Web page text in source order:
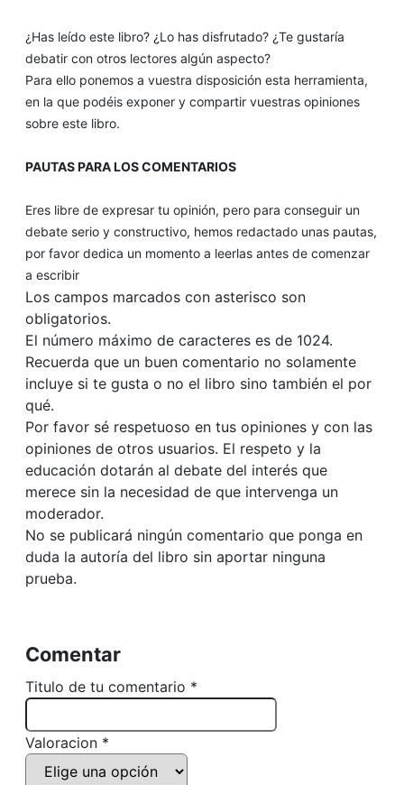
¿Has leído este libro? ¿Lo has disfrutado? ¿Te gustaría
debatir con otros lectores algún aspecto?
Para ello ponemos a vuestra disposición esta herramienta,
en la que podéis exponer y compartir vuestras opiniones
sobre este libro.
PAUTAS PARA LOS COMENTARIOS
Eres libre de expresar tu opinión, pero para conseguir un
debate serio y constructivo, hemos redactado unas pautas,
por favor dedica un momento a leerlas antes de comenzar
a escribir
Los campos marcados con asterisco son
obligatorios.
El número máximo de caracteres es de 1024.
Recuerda que un buen comentario no solamente
incluye si te gusta o no el libro sino también el por
qué.
Por favor sé respetuoso en tus opiniones y con las
opiniones de otros usuarios. El respeto y la
educación dotarán al debate del interés que
merece sin la necesidad de que intervenga un
moderador.
No se publicará ningún comentario que ponga en
duda la autoría del libro sin aportar ninguna
prueba.
Comentar
Titulo de tu comentario *
Valoracion *